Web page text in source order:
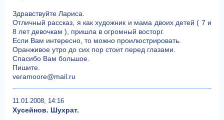
Здравствуйте Лариса.
Отличный рассказ, я как художник и мама двоих детей ( 7 и
8 лет девочкам ), пришла в огромный восторг.
Если Вам интересно, то можно проилюстрировать.
Оранживое утро до сих пор стоит перед глазами.
Спасибо Вам большое.
Пишите.
veramoore@mail.ru
11.01.2008, 14:16
Хусейнов. Шухрат.